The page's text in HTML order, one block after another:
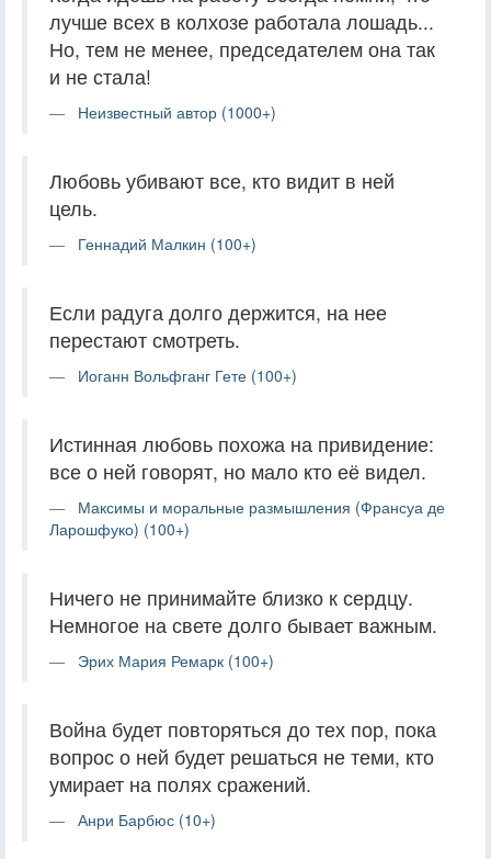
лучше всех в колхозе работала лошадь...
Но, тем не менее, председателем она так
и не стала!
Неизвестный автор (1000+)
Любовь убивают все, кто видит в ней
цель.
Геннадий Малкин (100+)
Если радуга долго держится, на нее
перестают смотреть.
Иоганн Вольфганг Гете (100+)
Истинная любовь похожа на привидение:
все о ней говорят, но мало кто её видел.
Максимы и моральные размышления (Франсуа де
Ларошфуко) (100+)
Ничего не принимайте близко к сердцу.
Немногое на свете долго бывает важным.
Эрих Мария Ремарк (100+)
Война будет повторяться до тех пор, пока
вопрос о ней будет решаться не теми, кто
умирает на полях сражений.
Анри Барбюс (10+)